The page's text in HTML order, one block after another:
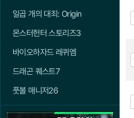
일곱 개의 대죄: Origin
몬스터헌터 스토리즈3
바이오하자드 레퀴엠
드래곤 퀘스트7
풋볼 매니저26